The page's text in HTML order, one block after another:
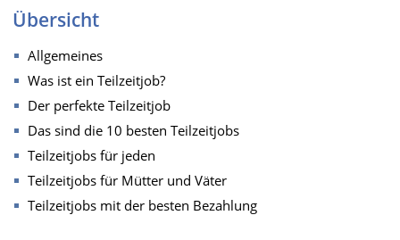
Übersicht
Allgemeines
Was ist ein Teilzeitjob?
Der perfekte Teilzeitjob
Das sind die 10 besten Teilzeitjobs
Teilzeitjobs für jeden
Teilzeitjobs für Mütter und Väter
Teilzeitjobs mit der besten Bezahlung